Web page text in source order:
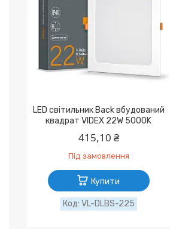
LED світильник Back вбудований
квадрат VIDEX 22W 5000K
415,10 ₴
Під замовлення
Купити
VL-DLBS-225